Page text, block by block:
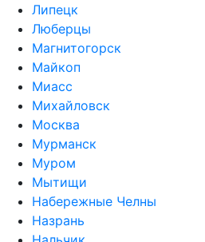
Липецк
Люберцы
Магнитогорск
Майкоп
Миасс
Михайловск
Москва
Мурманск
Муром
Мытищи
Набережные Челны
Назрань